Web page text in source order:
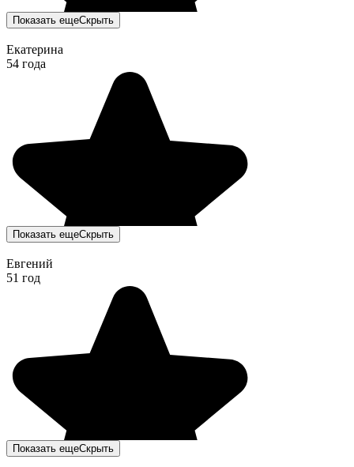
Показать ещеСкрыть
Екатерина
54 года
Показать ещеСкрыть
Евгений
51 год
Показать ещеСкрыть